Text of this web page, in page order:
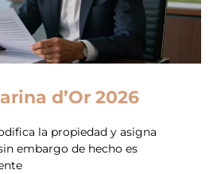
d’Or 2026
la propiedad y asigna
embargo de hecho es